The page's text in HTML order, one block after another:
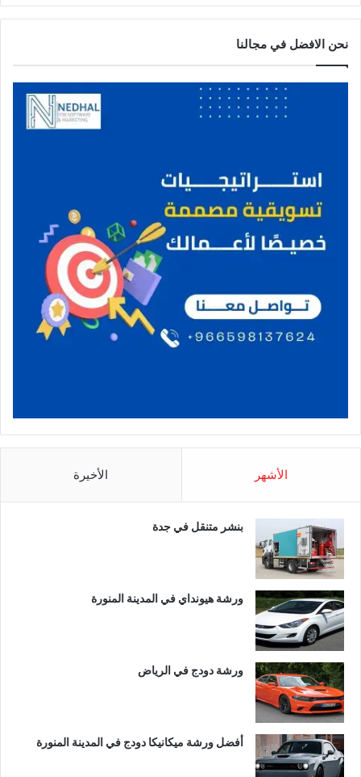
نحن الافضل في مجالنا
الأشهر الأخيرة
بنشر متنقل في جدة
ورشة هيونداي في المدينة المنورة
ورشة دودج في الرياض
أفضل ورشة ميكانيكا دودج في المدينة المنورة